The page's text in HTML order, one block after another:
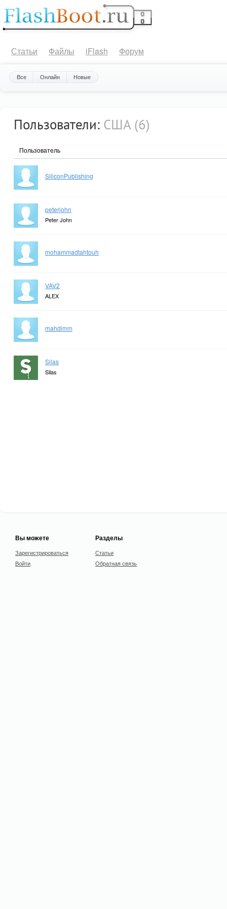
Статьи Файлы iFlash Форум
Все Онлайн Новые
Пользователи: США (6)
Пользователь
SiliconPublishing
peterjohn
Peter John
mohammadtahtouh
VAV2
ALEX
mahdimm
Silas
Silas
Вы можете
Зарегистрироваться
Войти
Разделы
Статьи
Обратная связь